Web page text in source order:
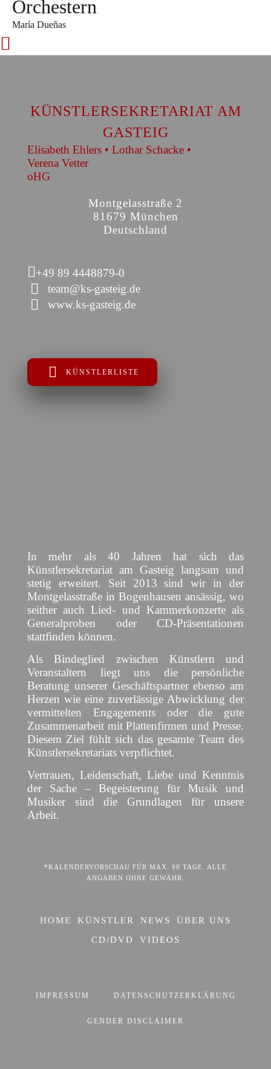
Orchestern
María Dueñas
KÜNSTLERSEKRETARIAT AM
GASTEIG
Elisabeth Ehlers • Lothar Schacke •
Verena Vetter
oHG
Montgelasstraße 2
81679 München
Deutschland
+49 89 4448879-0
team@ks-gasteig.de
www.ks-gasteig.de
KÜNSTLERLISTE
In mehr als 40 Jahren hat sich das
Künstlersekretariat am Gasteig langsam und
stetig erweitert. Seit 2013 sind wir in der
Montgelasstraße in Bogenhausen ansässig, wo
seither auch Lied- und Kammerkonzerte als
Generalproben oder CD-Präsentationen
stattfinden können.
Als Bindeglied zwischen Künstlern und
Veranstaltern liegt uns die persönliche
Beratung unserer Geschäftspartner ebenso am
Herzen wie eine zuverlässige Abwicklung der
vermittelten Engagements oder die gute
Zusammenarbeit mit Plattenfirmen und Presse.
Diesem Ziel fühlt sich das gesamte Team des
Künstlersekretariats verpflichtet.
Vertrauen, Leidenschaft, Liebe und Kenntnis
der Sache – Begeisterung für Musik und
Musiker sind die Grundlagen für unsere
Arbeit.
*KALENDERVORSCHAU FÜR MAX. 90 TAGE. ALLE
ANGABEN OHNE GEWÄHR.
HOME KÜNSTLER NEWS
ÜBER UNS
CD/DVD
VIDEOS
IMPRESSUM DATENSCHUTZERKLÄRUNG
GENDER DISCLAIMER